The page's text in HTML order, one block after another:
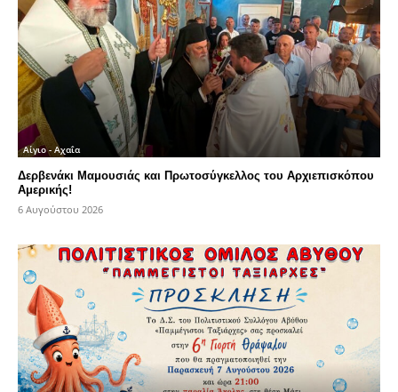
Αίγιο - Αχαΐα
Δερβενάκι Μαμουσιάς και Πρωτοσύγκελλος του Αρχιεπισκόπου
Αμερικής!
6 Αυγούστου 2026